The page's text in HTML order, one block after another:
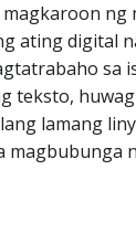
ng
ating digital
sa
teksto,
lamang
magbubunga